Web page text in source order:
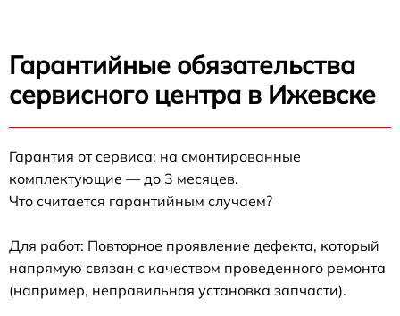
Гарантийные обязательства
сервисного центра в Ижевске
Гарантия от сервиса: на смонтированные
комплектующие — до 3 месяцев.
Что считается гарантийным случаем?
Для работ: Повторное проявление дефекта, который
напрямую связан с качеством проведенного ремонта
(например, неправильная установка запчасти).